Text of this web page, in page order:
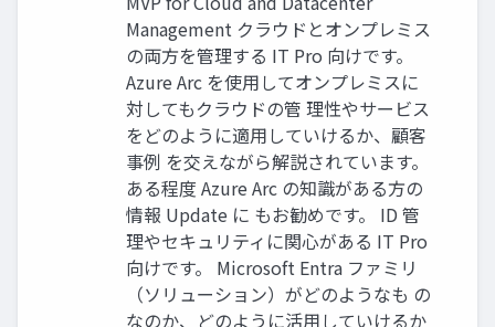
Management クラウドとオンプレミス
の両方を管理する IT Pro 向けです。
Azure Arc を使用してオンプレミスに
対してもクラウドの管 理性やサービス
をどのように適用していけるか、顧客
事例 を交えながら解説されています。
ある程度 Azure Arc の知識がある方の
情報 Update に もお勧めです。 ID 管
理やセキュリティに関心がある IT Pro
向けです。 Microsoft Entra ファミリ
（ソリューション）がどのようなも の
なのか、どのように活用していけるか